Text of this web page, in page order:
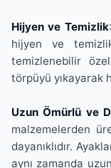
Hijyen ve Temizlik
hijyen ve
temizlenebilir
törpüyü yıkayarak
Uzun Ömürlü ve
malzemelerden
dayanıklıdır.
aynı zamanda